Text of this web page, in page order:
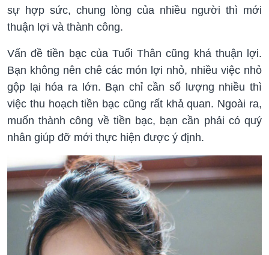
sự hợp sức, chung lòng của nhiều người thì mới
thuận lợi và thành công.
Vấn đề tiền bạc của Tuổi Thân cũng khá thuận lợi.
Bạn không nên chê các món lợi nhỏ, nhiều việc nhỏ
gộp lại hóa ra lớn. Bạn chỉ cần số lượng nhiều thì
việc thu hoạch tiền bạc cũng rất khả quan. Ngoài ra,
muốn thành công về tiền bạc, bạn cần phải có quý
nhân giúp đỡ mới thực hiện được ý định.